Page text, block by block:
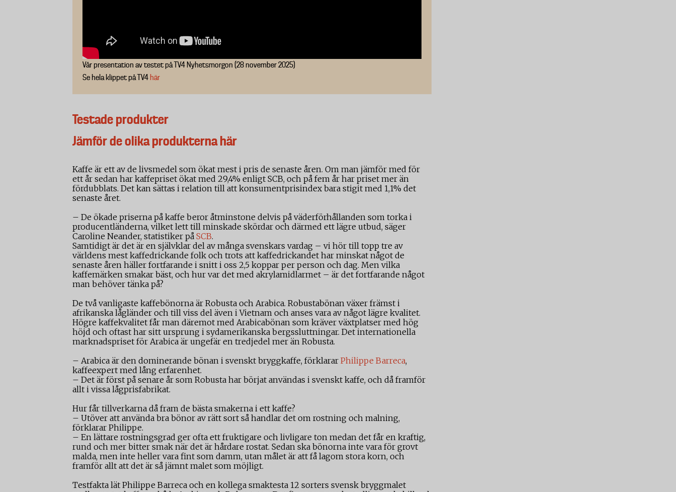
Vår presentation av testet på TV4 Nyhetsmorgon (28 november 2025)
Se hela klippet på TV4 här
Testade produkter
Jämför de olika produkterna här
Kaffe är ett av de livsmedel som ökat mest i pris de senaste åren. Om man jämför med för
ett år sedan har kaffepriset ökat med 29,4% enligt SCB, och på fem år har priset mer än
fördubblats. Det kan sättas i relation till att konsumentprisindex bara stigit med 1,1% det
senaste året.
– De ökade priserna på kaffe beror åtminstone delvis på väderförhållanden som torka i
producentländerna, vilket lett till minskade skördar och därmed ett lägre utbud, säger
Caroline Neander, statistiker på SCB.
Samtidigt är det är en självklar del av många svenskars vardag – vi hör till topp tre av
världens mest kaffedrickande folk och trots att kaffedrickandet har minskat något de
senaste åren häller fortfarande i snitt i oss 2,5 koppar per person och dag. Men vilka
kaffemärken smakar bäst, och hur var det med akrylamidlarmet – är det fortfarande något
man behöver tänka på?
De två vanligaste kaffebönorna är Robusta och Arabica. Robustabönan växer främst i
afrikanska lågländer och till viss del även i Vietnam och anses vara av något lägre kvalitet.
Högre kaffekvalitet får man däremot med Arabicabönan som kräver växtplatser med hög
höjd och oftast har sitt ursprung i sydamerikanska bergssluttningar. Det internationella
marknadspriset för Arabica är ungefär en tredjedel mer än Robusta.
– Arabica är den dominerande bönan i svenskt bryggkaffe, förklarar Philippe Barreca,
kaffeexpert med lång erfarenhet.
– Det är först på senare år som Robusta har börjat användas i svenskt kaffe, och då framför
allt i vissa lågprisfabrikat.
Hur får tillverkarna då fram de bästa smakerna i ett kaffe?
– Utöver att använda bra bönor av rätt sort så handlar det om rostning och malning,
förklarar Philippe.
– En lättare rostningsgrad ger ofta ett fruktigare och livligare ton medan det får en kraftig,
rund och mer bitter smak när det är hårdare rostat. Sedan ska bönorna inte vara för grovt
malda, men inte heller vara fint som damm, utan målet är att få lagom stora korn, och
framför allt att det är så jämnt malet som möjligt.
Testfakta lät Philippe Barreca och en kollega smaktesta 12 sorters svensk bryggmalet